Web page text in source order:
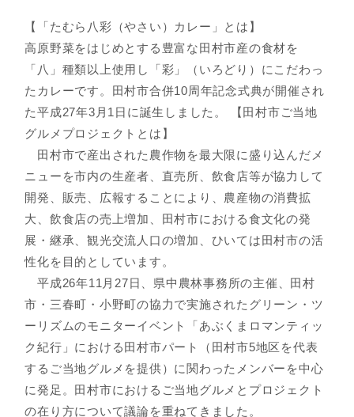
【「たむら八彩（やさい）カレー」とは】
高原野菜をはじめとする豊富な田村市産の食材を
「八」種類以上使用し「彩」（いろどり）にこだわっ
たカレーです。田村市合併10周年記念式典が開催され
た平成27年3月1日に誕生しました。 【田村市ご当地
グルメプロジェクトとは】
田村市で産出された農作物を最大限に盛り込んだメ
ニューを市内の生産者、直売所、飲食店等が協力して
開発、販売、広報することにより、農産物の消費拡
大、飲食店の売上増加、田村市における食文化の発
展・継承、観光交流人口の増加、ひいては田村市の活
性化を目的としています。
平成26年11月27日、県中農林事務所の主催、田村
市・三春町・小野町の協力で実施されたグリーン・ツ
ーリズムのモニターイベント「あぶくまロマンティッ
ク紀行」における田村市パート（田村市5地区を代表
するご当地グルメを提供）に関わったメンバーを中心
に発足。田村市におけるご当地グルメとプロジェクト
の在り方について議論を重ねてきました。